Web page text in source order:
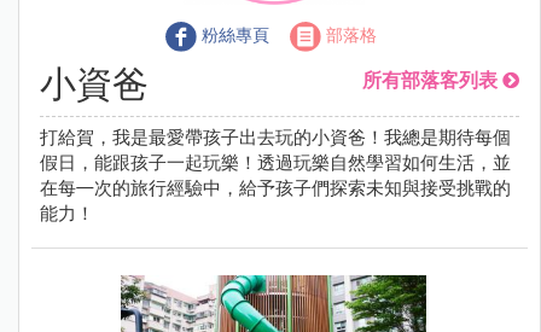
粉絲專頁 部落格
小資爸 所有部落客列表
打給賀，我是最愛帶孩子出去玩的小資爸！我總是期待每個
假日，能跟孩子一起玩樂！透過玩樂自然學習如何生活，並
在每㇐次的旅行經驗中，給予孩子們探索未知與接受挑戰的
能力！